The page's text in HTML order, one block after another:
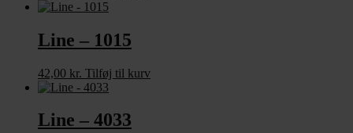
Line – 1015
42,00 kr. Tilføj til kurv
Line – 4033